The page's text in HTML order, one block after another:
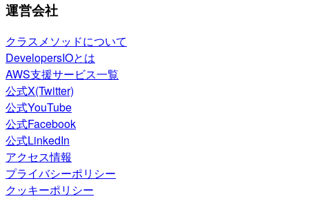
運営会社
クラスメソッドについて
DevelopersIOとは
AWS支援サービス一覧
公式X(Twitter)
公式YouTube
公式Facebook
公式LinkedIn
アクセス情報
プライバシーポリシー
クッキーポリシー